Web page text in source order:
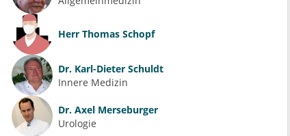
Herr Thomas Schopf
Dr. Karl-Dieter Schuldt
Innere Medizin
Dr. Axel Merseburger
Urologie